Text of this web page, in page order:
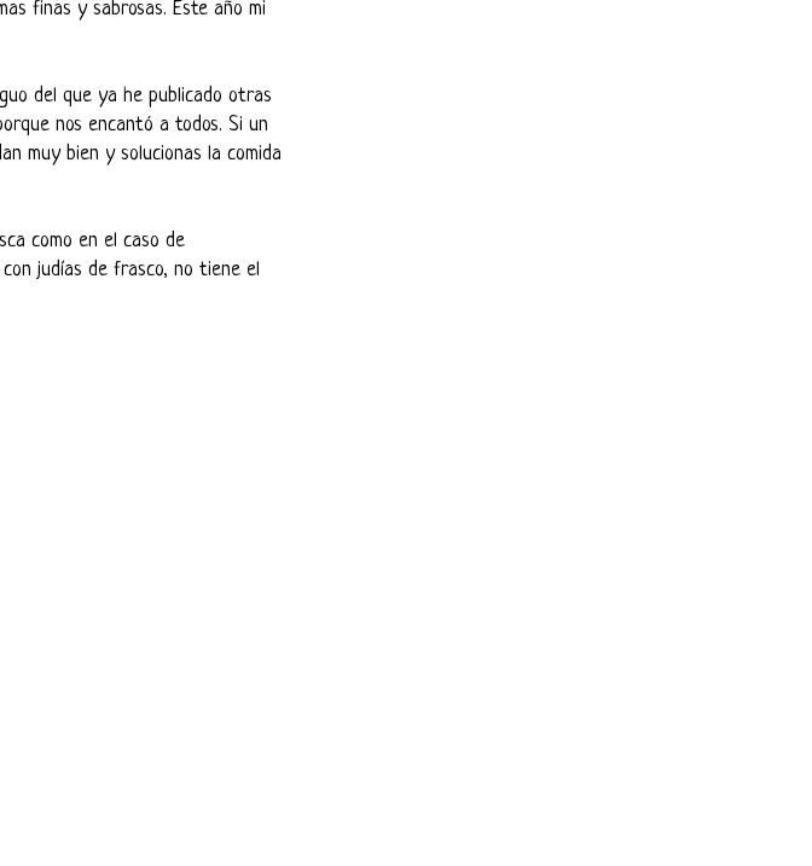
finas y sabrosas. Este año mi
del que ya he publicado otras
nos encantó a todos. Si un
muy bien y solucionas la comida
como en el caso de
judías de frasco, no tiene el